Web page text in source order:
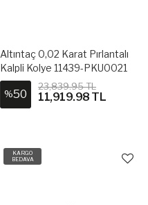
Altıntaç 0,02 Karat Pırlantalı
Kalpli Kolye 11439-PKU0021
%50
23,839.95 TL
11,919.98 TL
KARGO
BEDAVA